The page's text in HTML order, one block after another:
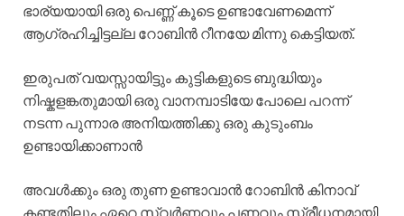
ഭാര്യയായി ഒരു പെണ്ണ് കൂടെ ഉണ്ടാവേണമെന്ന്
ആഗ്രഹിച്ചിട്ടല്ല റോബിൻ റീനയേ മിന്നു കെട്ടിയത്.
ഇരുപത് വയസ്സായിട്ടും കുട്ടികളുടെ ബുദ്ധിയും
നിഷ്കളങ്കതുമായി ഒരു വാനമ്പാടിയേ പോലെ പറന്ന്
നടന്ന പുന്നാര അനിയത്തിക്കു ഒരു കുടുംബം
ഉണ്ടായിക്കാണാൻ
അവൾക്കും ഒരു തുണ ഉണ്ടാവാൻ റോബിൻ കിനാവ്
കണ്ടതിലും ഏറെ സ്വർണ്ണവും പണവും സ്ത്രീധനമായി